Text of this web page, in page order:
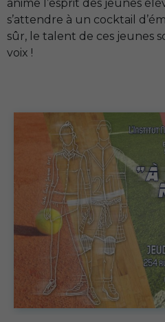
anime l’esprit des jeunes
s’attendre à un cocktail
sûr, le talent de ces jeunes
voix !